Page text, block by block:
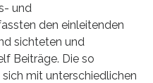
und
den einleitenden
sichteten und
Beiträge. Die so
mit unterschiedlichen